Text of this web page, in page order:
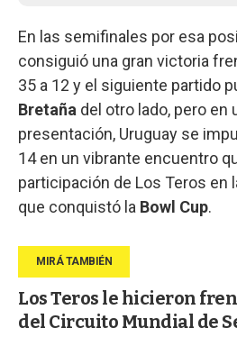
En las semifinales por esa
consiguió una gran victoria
35 a 12 y el siguiente partido
Bretaña del otro lado, pero en
presentación, Uruguay se
14 en un vibrante encuentro
participación de Los Teros en
que conquistó la Bowl Cup.
Los Teros le hicieron
del Circuito Mundial de